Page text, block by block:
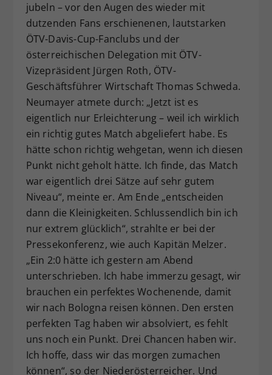
jubeln – vor den Augen des wieder mit
dutzenden Fans erschienenen, lautstarken
ÖTV-Davis-Cup-Fanclubs und der
österreichischen Delegation mit ÖTV-
Vizepräsident Jürgen Roth, ÖTV-
Geschäftsführer Wirtschaft Thomas Schweda.
Neumayer atmete durch: „Jetzt ist es
eigentlich nur Erleichterung – weil ich wirklich
ein richtig gutes Match abgeliefert habe. Es
hätte schon richtig wehgetan, wenn ich diesen
Punkt nicht geholt hätte. Ich finde, das Match
war eigentlich drei Sätze auf sehr gutem
Niveau“, meinte er. Am Ende „entscheiden
dann die Kleinigkeiten. Schlussendlich bin ich
nur extrem glücklich“, strahlte er bei der
Pressekonferenz, wie auch Kapitän Melzer.
„Ein 2:0 hätte ich gestern am Abend
unterschrieben. Ich habe immerzu gesagt, wir
brauchen ein perfektes Wochenende, damit
wir nach Bologna reisen können. Den ersten
perfekten Tag haben wir absolviert, es fehlt
uns noch ein Punkt. Drei Chancen haben wir.
Ich hoffe, dass wir das morgen zumachen
können“, so der Niederösterreicher. Und